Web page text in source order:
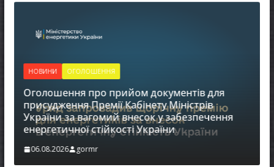
НОВИНИ ОГОЛОШЕННЯ
Оголошення про прийом документів для
присудження Премії Кабінету Міністрів
України за вагомий внесок у забезпечення
енергетичної стійкості України
06.08.2026 gormr